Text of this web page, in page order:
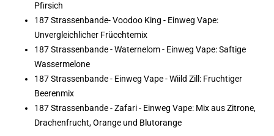
Pfirsich
187 Strassenbande- Voodoo King - Einweg Vape:
Unvergleichlicher Frücchtemix
187 Strassenbande - Waternelom - Einweg Vape: Saftige
Wassermelone
187 Strassenbande - Einweg Vape - Wiild Zill: Fruchtiger
Beerenmix
187 Strassenbande - Zafari - Einweg Vape: Mix aus Zitrone,
Drachenfrucht, Orange und Blutorange